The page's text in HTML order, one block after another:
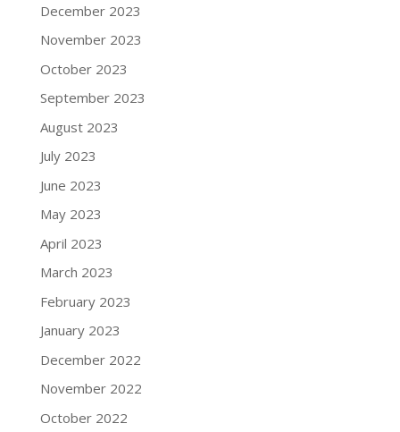
December 2023
November 2023
October 2023
September 2023
August 2023
July 2023
June 2023
May 2023
April 2023
March 2023
February 2023
January 2023
December 2022
November 2022
October 2022